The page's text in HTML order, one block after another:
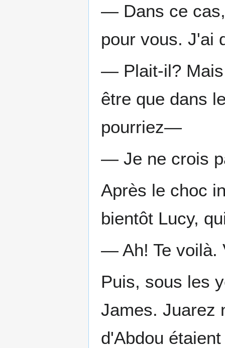
— Dans ce
pour vous. J'ai
— Plait-il? Mais
être que dans
pourriez—
— Je ne crois
Après le choc
bientôt Lucy,
— Ah! Te voilà.
Puis, sous les
James. Juarez
d'Abdou